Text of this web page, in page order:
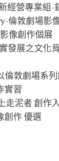
經營專業組-
倫敦劇場影
像創作個展
發展之文化
倫敦劇場系
實習
走泥者 創作
創作 優選